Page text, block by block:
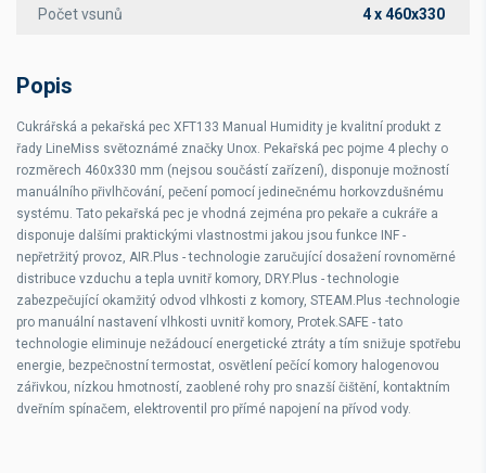
Počet vsunů 4 x 460x330
Popis
Cukrářská a pekařská pec XFT133 Manual Humidity je kvalitní produkt z
řady LineMiss světoznámé značky Unox. Pekařská pec pojme 4 plechy o
rozměrech 460x330 mm (nejsou součástí zařízení), disponuje možností
manuálního přivlhčování, pečení pomocí jedinečnému horkovzdušnému
systému. Tato pekařská pec je vhodná zejména pro pekaře a cukráře a
disponuje dalšími praktickými vlastnostmi jakou jsou funkce INF -
nepřetržitý provoz, AIR.Plus - technologie zaručující dosažení rovnoměrné
distribuce vzduchu a tepla uvnitř komory, DRY.Plus - technologie
zabezpečující okamžitý odvod vlhkosti z komory, STEAM.Plus -technologie
pro manuální nastavení vlhkosti uvnitř komory, Protek.SAFE - tato
technologie eliminuje nežádoucí energetické ztráty a tím snižuje spotřebu
energie, bezpečnostní termostat, osvětlení pečící komory halogenovou
zářivkou, nízkou hmotností, zaoblené rohy pro snazší čištění, kontaktním
dveřním spínačem, elektroventil pro přímé napojení na přívod vody.